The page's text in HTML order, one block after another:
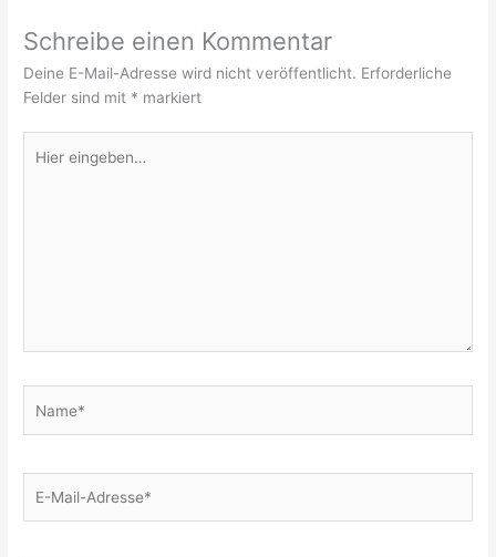
Schreibe einen Kommentar
Deine E-Mail-Adresse wird nicht veröffentlicht. Erforderliche
Felder sind mit * markiert
eingeben…
Mail-